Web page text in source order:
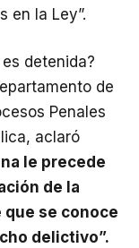
en la Ley”.
detenida?
de
Penales
aclaró
le precede
de la
se conoce
delictivo”.